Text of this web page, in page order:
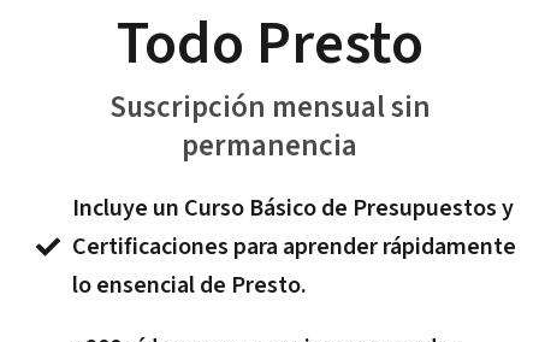
Todo Presto
Suscripción mensual sin
permanencia
Incluye un Curso Básico de Presupuestos y
Certificaciones para aprender rápidamente
lo ensencial de Presto.